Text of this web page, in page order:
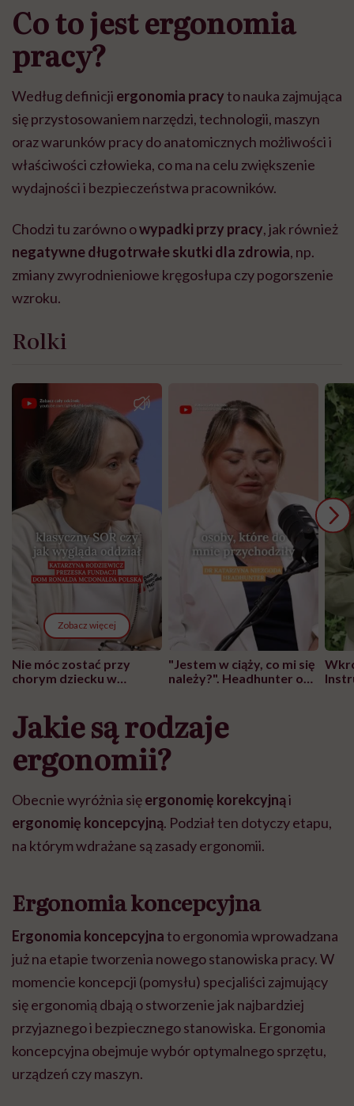
Co to jest ergonomia
pracy?
Według definicji ergonomia pracyto nauka zajmująca
się przystosowaniem narzędzi, technologii, maszyn
oraz warunków pracy do anatomicznych możliwości i
właściwości człowieka, co ma na celu zwiększenie
wydajności i bezpieczeństwa pracowników.
Chodzi tu zarówno owypadki przy pracy, jak również
negatywne długotrwałe skutki dla zdrowia, np.
zmiany zwyrodnieniowe kręgosłupa czy pogorszenie
wzroku.
Rolki
Zobacz więcej
Nie móc zostać przy
chorym dziecku w
może chyba tylko
głupota i brak
wyobraźni"
"Jestem w ciąży, co mi się
należy?". Headhunter o
pracy
Jakie są rodzaje
ergonomii?
Obecnie wyróżnia sięergonomię korekcyjnąi
ergonomię koncepcyjną. Podział ten dotyczy etapu,
na którym wdrażane są zasady ergonomii.
Ergonomia koncepcyjna
Ergonomia koncepcyjnato ergonomia wprowadzana
już na etapie tworzenia nowego stanowiska pracy. W
momencie koncepcji (pomysłu) specjaliści zajmujący
się ergonomią dbają o stworzenie jak najbardziej
przyjaznego i bezpiecznego stanowiska. Ergonomia
koncepcyjna obejmuje wybór optymalnego sprzętu,
urządzeń czy maszyn.